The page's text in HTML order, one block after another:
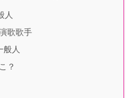
人
歌歌手
般人
？